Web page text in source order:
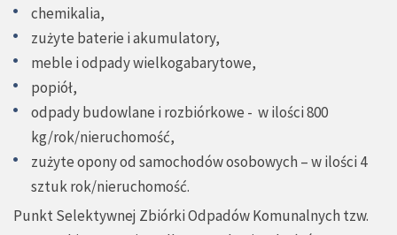
chemikalia,
zużyte baterie i akumulatory,
meble i odpady wielkogabarytowe,
popiół,
odpady budowlane i rozbiórkowe - w ilości 800
kg/rok/nieruchomość,
zużyte opony od samochodów osobowych – w ilości 4
sztuk rok/nieruchomość.
Punkt Selektywnej Zbiórki Odpadów Komunalnych tzw.